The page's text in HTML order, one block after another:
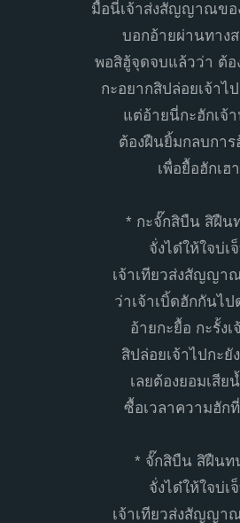
มื้อนี่เจ้าส่งสัญญาณขอ
บอกอ้ายผ่านทาง
พอสิฮู้จุดจบแล้วว่า ต้อ
กะอยากสิปล่อยเจ้าไ
แต่อ้ายนี่กะฮักเจ้
ต้องฝืนยิ้มกลบการ
เพื่อยื้อฮักเฮา
* กะจั๊กสิบืน สิฝืน
จั่งได๋ให้ใจบ่เ
เจ้าเทียวส่งสัญญา
ว่าเจ้าเบิ้ดฮักกันไ
อ้ายกะยื้อ กะรั้งเ
สิปล่อยเจ้าไปกะยั
เลยต้องยอมเสีย
ซื้อเวลาความฮัก
* จั๊กสิบืน สิฝืนท
จั่งได๋ให้ใจบ่เ
เจ้าเทียวส่งสัญญา